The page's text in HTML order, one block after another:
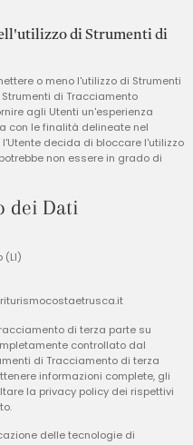
di Strumenti di
o meno l'utilizzo di Strumenti
di Tracciamento
agli Utenti un'esperienza
con le finalità delineate nel
decida di bloccare l'utilizzo
non essere in grado di
dei Dati
(LI)
di terza parte su
controllato dal
di Tracciamento di terza
informazioni complete, gli
la privacy policy dei rispettivi
delle tecnologie di